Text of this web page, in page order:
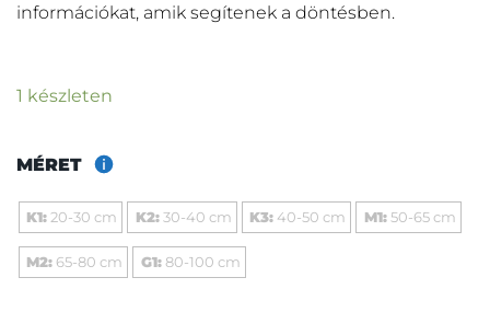
információkat, amik segítenek a döntésben.
1 készleten
MÉRET
K1: 20-30 cm K2:30-40 cm K3: 40-50 cm M1:50-65 cm
M2: 65-80 cm G1:80-100 cm